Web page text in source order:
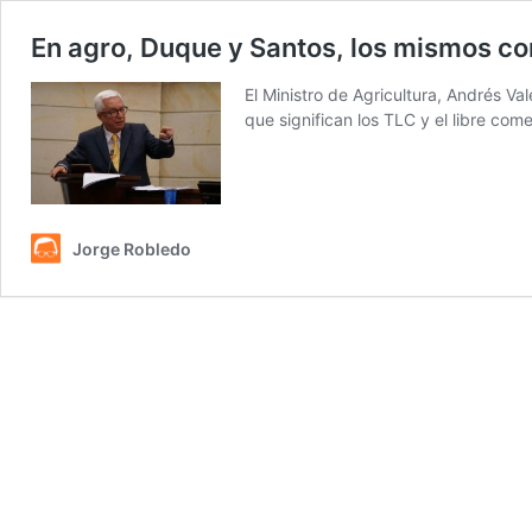
En agro, Duque y Santos, los mismos
El Ministro de Agricultura, Andrés
que significan los TLC y el libre
Jorge Robledo